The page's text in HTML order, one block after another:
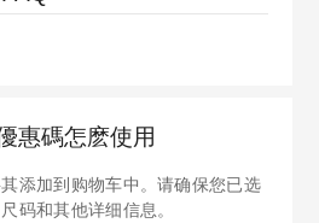
惠碼怎麽使用
添加到购物车中。请确保您已选
码和其他详细信息。